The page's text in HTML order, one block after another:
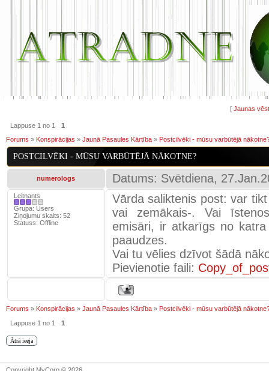
[ Jaunas
Lappuse 1 no 1
1
Forums » Konspirācijas » Jaunā Pasaules Kārtība » Postcilvēki - mūsu varbūtējā
POSTCILVĒKI - MŪSU VARBŪTĒJĀ NĀKOTNE?
numerologs Datums: Svētdiena,
Leitnants
Grupa: Users
Ziņojumu skaits: 52
Statuss: Offline
Vārda saliktenis post: var
vai zemākais-. Vai
emisāri, ir atkarīgs no
paaudzes.
Vai tu vēlies dzīvot šādā
Pievienotie faili:
Forums » Konspirācijas » Jaunā Pasaules Kārtība » Postcilvēki - mūsu varbūtējā
Lappuse 1 no 1 1